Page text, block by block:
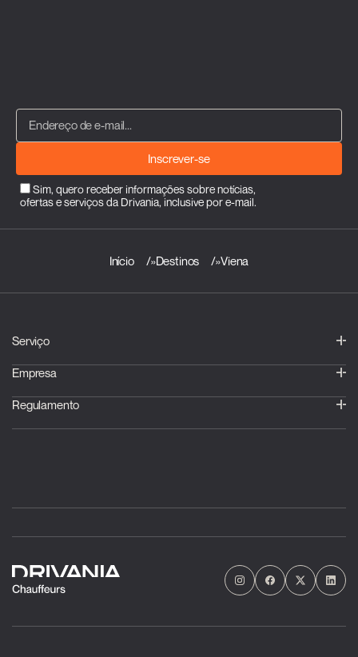
Inscrever-se
Sim, quero receber informações sobre notícias,
ofertas e serviços da Drivania, inclusive por e-mail.
Início »Destinos »Viena
Serviço
Empresa
Regulamento